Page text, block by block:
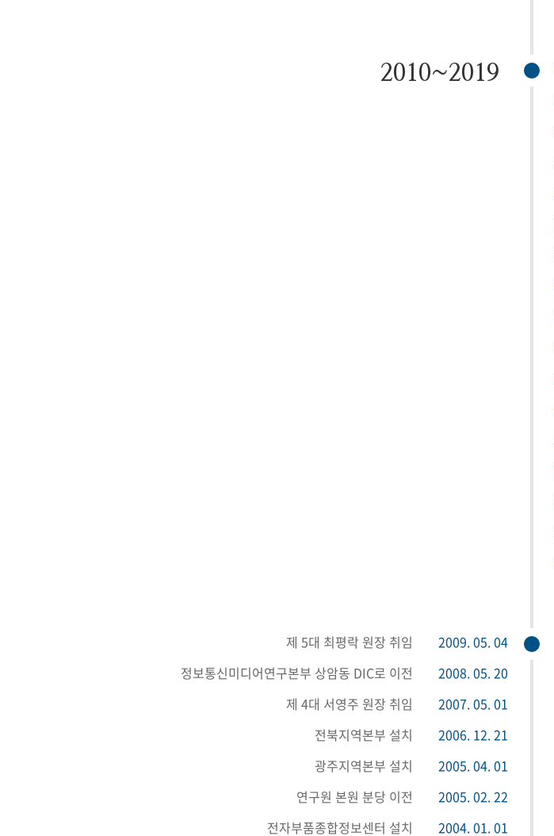
2010~2019
2009. 05. 04
제 5대 최평락 원장 취임
2008. 05. 20
정보통신미디어연구본부 상암동 DIC로 이전
2007. 05. 01
제 4대 서영주 원장 취임
2006. 12. 21
전북지역본부 설치
2005. 04. 01
광주지역본부 설치
2005. 02. 22
연구원 본원 분당 이전
2004. 01. 01
전자부품종합정보센터 설치